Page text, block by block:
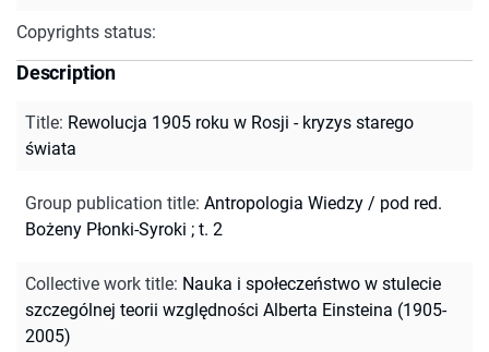
Copyrights status:
Description
Title: Rewolucja 1905 roku w Rosji - kryzys starego
świata
Group publication title: Antropologia Wiedzy / pod red.
Bożeny Płonki-Syroki ; t. 2
Collective work title: Nauka i społeczeństwo w stulecie
szczególnej teorii względności Alberta Einsteina (1905-
2005)